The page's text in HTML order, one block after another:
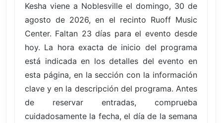
Kesha viene a Noblesville el domingo, 30 de
agosto de 2026, en el recinto Ruoff Music
Center. Faltan 23 días para el evento desde
hoy. La hora exacta de inicio del programa
está indicada en los detalles del evento en
esta página, en la sección con la información
clave y en la descripción del programa. Antes
de reservar entradas, comprueba
cuidadosamente la fecha, el día de la semana